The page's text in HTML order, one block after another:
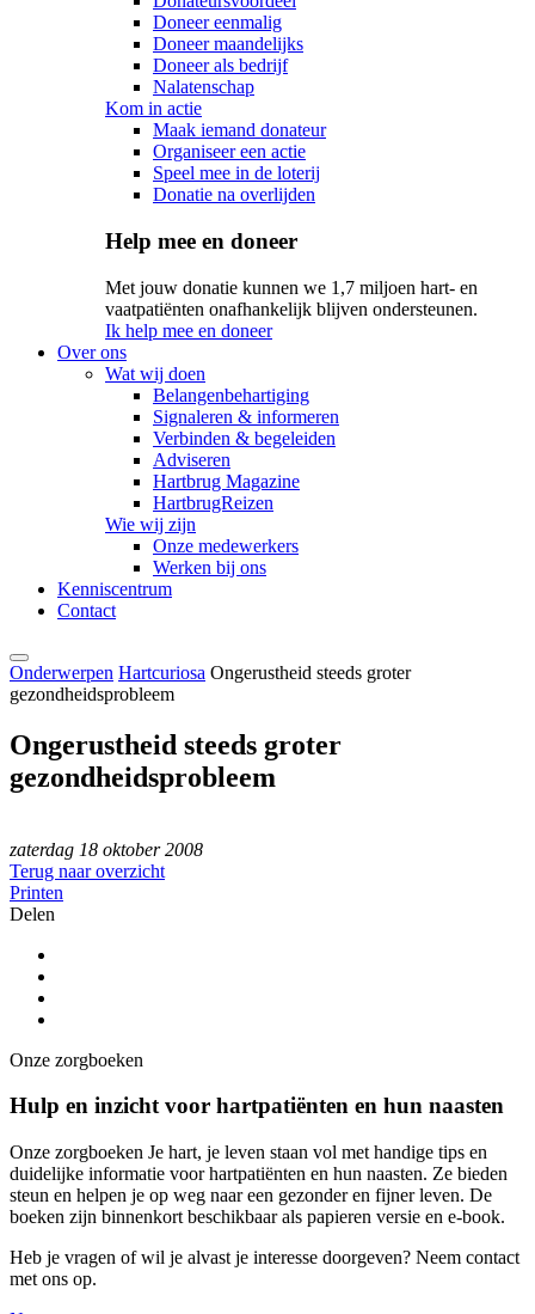
Doneer eenmalig
Doneer maandelijks
Doneer als bedrijf
Nalatenschap
Kom in actie
Maak iemand donateur
Organiseer een actie
Speel mee in de loterij
Donatie na overlijden
Help mee en doneer
Met jouw donatie kunnen we 1,7 miljoen hart- en
vaatpatiënten onafhankelijk blijven ondersteunen.
Ik help mee en doneer
Over ons
Wat wij doen
Belangenbehartiging
Signaleren & informeren
Verbinden & begeleiden
Adviseren
Hartbrug Magazine
HartbrugReizen
Wie wij zijn
Onze medewerkers
Werken bij ons
Kenniscentrum
Contact
Onderwerpen Hartcuriosa Ongerustheid steeds groter
gezondheidsprobleem
Ongerustheid steeds groter
gezondheidsprobleem
zaterdag 18 oktober 2008
Terug naar overzicht
Printen
Delen
Onze zorgboeken
Hulp en inzicht voor hartpatiënten en hun naasten
Onze zorgboeken Je hart, je leven staan vol met handige tips en
duidelijke informatie voor hartpatiënten en hun naasten. Ze bieden
steun en helpen je op weg naar een gezonder en fijner leven. De
boeken zijn binnenkort beschikbaar als papieren versie en e-book.
Heb je vragen of wil je alvast je interesse doorgeven? Neem contact
met ons op.